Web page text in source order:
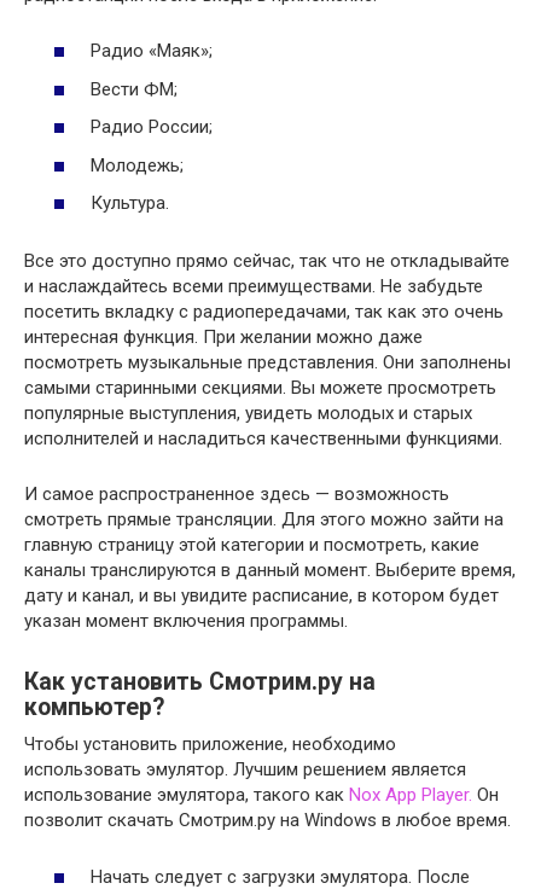
Радио «Маяк»;
Вести ФМ;
Радио России;
Молодежь;
Культура.
Все это доступно прямо сейчас, так что не откладывайте
и наслаждайтесь всеми преимуществами. Не забудьте
посетить вкладку с радиопередачами, так как это очень
интересная функция. При желании можно даже
посмотреть музыкальные представления. Они заполнены
самыми старинными секциями. Вы можете просмотреть
популярные выступления, увидеть молодых и старых
исполнителей и насладиться качественными функциями.
И самое распространенное здесь — возможность
смотреть прямые трансляции. Для этого можно зайти на
главную страницу этой категории и посмотреть, какие
каналы транслируются в данный момент. Выберите время,
дату и канал, и вы увидите расписание, в котором будет
указан момент включения программы.
Как установить Смотрим.ру на
компьютер?
Чтобы установить приложение, необходимо
использовать эмулятор. Лучшим решением является
использование эмулятора, такого как Nox App Player. Он
позволит скачать Смотрим.ру на Windows в любое время.
Начать следует с загрузки эмулятора. После